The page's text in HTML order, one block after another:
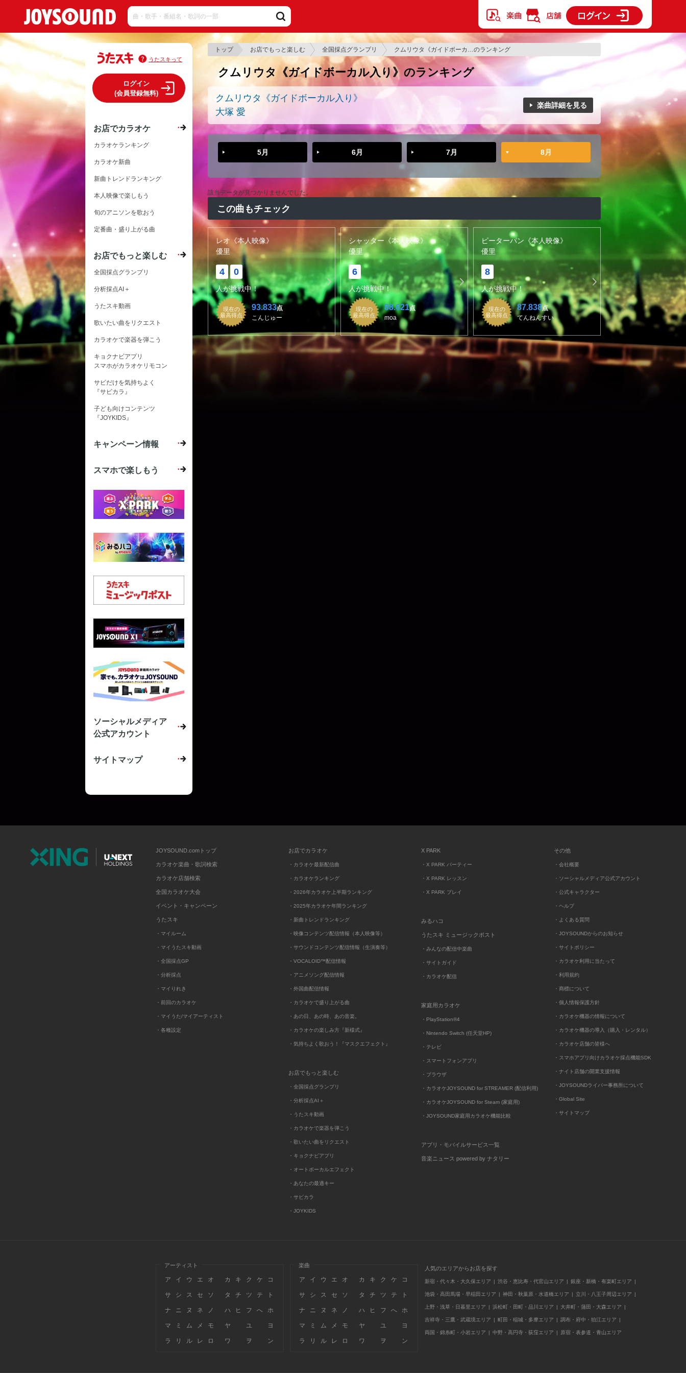
トップ お店でもっと楽しむ 全国採点グランプリ クムリウタ《ガイドボーカ…のランキング
クムリウタ《ガイドボーカル入り》のランキング
クムリウタ《ガイドボーカル入り》
大塚 愛
楽曲詳細を見る
5月 6月 7月 8月
該当データが見つかりませんでした。
この曲もチェック
レオ《本人映像》
優里
4 0
人が挑戦中！
現在の
最高得点
93.833点
こんじゅー
シャッター《本人映像》
優里
6
人が挑戦中！
現在の
最高得点
88.621点
moa
ピーターパン《本人映像》
優里
8
人が挑戦中！
現在の
最高得点
87.838点
てんねんすい
うたスキって
ログイン
(会員登録無料)
お店でカラオケ
カラオケランキング
カラオケ新曲
新曲トレンドランキング
本人映像で楽しもう
旬のアニソンを歌おう
定番曲・盛り上がる曲
お店でもっと楽しむ
全国採点グランプリ
分析採点AI＋
うたスキ動画
歌いたい曲をリクエスト
カラオケで楽器を弾こう
キョクナビアプリ
スマホがカラオケリモコン
サビだけを気持ちよく
『サビカラ』
子ども向けコンテンツ
『JOYKIDS』
キャンペーン情報
スマホで楽しもう
ソーシャルメディア
公式アカウント
サイトマップ
JOYSOUND.comトップ
カラオケ楽曲・歌詞検索
カラオケ店舗検索
全国カラオケ大会
イベント・キャンペーン
うたスキ
・マイルーム
・マイうたスキ動画
・全国採点GP
・分析採点
・マイりれき
・前回のカラオケ
・マイうた/マイアーティスト
・各種設定
お店でカラオケ
・カラオケ最新配信曲
・カラオケランキング
・2026年カラオケ上半期ランキング
・2025年カラオケ年間ランキング
・新曲トレンドランキング
・映像コンテンツ配信情報（本人映像等）
・サウンドコンテンツ配信情報（生演奏等）
・VOCALOID™配信情報
・アニメソング配信情報
・外国曲配信情報
・カラオケで盛り上がる曲
・あの日、あの時、あの音楽。
・カラオケの楽しみ方『新様式』
・気持ちよく歌おう！『マスクエフェクト』
お店でもっと楽しむ
・全国採点グランプリ
・分析採点AI＋
・うたスキ動画
・カラオケで楽器を弾こう
・歌いたい曲をリクエスト
・キョクナビアプリ
・オートボーカルエフェクト
・あなたの最適キー
・サビカラ
・JOYKIDS
X PARK
・X PARK パーティー
・X PARK レッスン
・X PARK プレイ
みるハコ
うたスキ ミュージックポスト
・みんなの配信中楽曲
・サイトガイド
・カラオケ配信
家庭用カラオケ
・PlayStation®4
・Nintendo Switch (任天堂HP)
・テレビ
・スマートフォンアプリ
・ブラウザ
・カラオケJOYSOUND for STREAMER (配信利用)
・カラオケJOYSOUND for Steam (家庭用)
・JOYSOUND家庭用カラオケ機能比較
アプリ・モバイルサービス一覧
音楽ニュース powered by ナタリー
その他
・会社概要
・ソーシャルメディア公式アカウント
・公式キャラクター
・ヘルプ
・よくある質問
・JOYSOUNDからのお知らせ
・サイトポリシー
・カラオケ利用に当たって
・利用規約
・商標について
・個人情報保護方針
・カラオケ機器の情報について
・カラオケ機器の導入（購入・レンタル）
・カラオケ店舗の皆様へ
・スマホアプリ向けカラオケ採点機能SDK
・ナイト店舗の開業支援情報
・JOYSOUNDライバー事務所について
・Global Site
・サイトマップ
アーティスト
ア イ ウ エ オ カ キ ク ケ コ
サ シ ス セ ソ タ チ ツ テ ト
ナ ニ ヌ ネ ノ ハ ヒ フ へ ホ
マ ミ ム メ モ ヤ ユ ヨ
ラ リ ル レ ロ ワ ヲ ン
楽曲
ア イ ウ エ オ カ キ ク ケ コ
サ シ ス セ ソ タ チ ツ テ ト
ナ ニ ヌ ネ ノ ハ ヒ フ へ ホ
マ ミ ム メ モ ヤ ユ ヨ
ラ リ ル レ ロ ワ ヲ ン
人気のエリアからお店を探す
新宿・代々木・大久保エリア 渋谷・恵比寿・代官山エリア 銀座・新橋・有楽町エリア
池袋・高田馬場・早稲田エリア 神田・秋葉原・水道橋エリア 立川・八王子周辺エリア
上野・浅草・日暮里エリア 浜松町・田町・品川エリア 大井町・蒲田・大森エリア
吉祥寺・三鷹・武蔵境エリア 町田・稲城・多摩エリア 調布・府中・狛江エリア
両国・錦糸町・小岩エリア 中野・高円寺・荻窪エリア 原宿・表参道・青山エリア